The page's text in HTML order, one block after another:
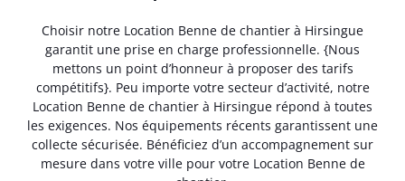
Choisir notre Location Benne de chantier à Hirsingue
garantit une prise en charge professionnelle. {Nous
mettons un point d’honneur à proposer des tarifs
compétitifs}. Peu importe votre secteur d’activité, notre
Location Benne de chantier à Hirsingue répond à toutes
les exigences. Nos équipements récents garantissent une
collecte sécurisée. Bénéficiez d’un accompagnement sur
mesure dans votre ville pour votre Location Benne de